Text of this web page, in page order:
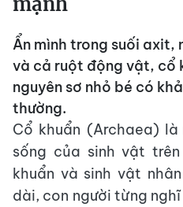
Ẩn mình trong suối axit,
và cả ruột động vật, cổ
nguyên sơ nhỏ bé có
thường.
Cổ khuẩn (Archaea)
sống của sinh vật
khuẩn và sinh vật
dài, con người từng